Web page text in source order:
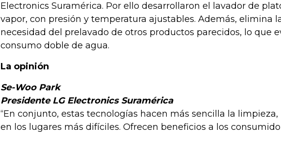
Electronics Suramérica. Por ello desarrollaron el lavador de
vapor, con presión y temperatura ajustables. Además, elimina
necesidad del prelavado de otros productos parecidos, lo que
consumo doble de agua.
La opinión
Se-Woo Park
Presidente LG Electronics Suramérica
“En conjunto, estas tecnologías hacen más sencilla la limpieza,
en los lugares más difíciles. Ofrecen beneficios a los